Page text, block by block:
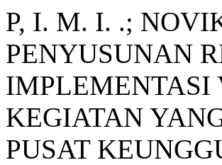
P, I. M. I. .;
PENYUSUNAN
KEGIATAN
PUSAT